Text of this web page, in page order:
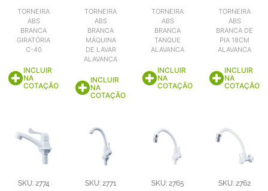
TORNEIRA
ABS
BRANCA
GIRATÓRIA
C-40
INCLUIR
NA
COTAÇÃO
TORNEIRA
ABS
BRANCA
MÁQUINA
DE LAVAR
ALAVANCA
INCLUIR
NA
COTAÇÃO
TORNEIRA
ABS
BRANCA
TANQUE
ALAVANCA
INCLUIR
NA
COTAÇÃO
TORNEIRA
ABS
BRANCA DE
PIA 18CM
ALAVANCA
INCLUIR
NA
COTAÇÃO
SKU: 2774 SKU: 2771 SKU: 2765 SKU: 2762